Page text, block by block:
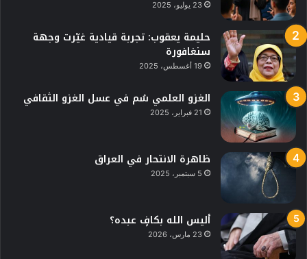
23 يوليو، 2025
حليمة يعقوب: تجربة قيادية غيّرت وجهة
سنغافورة
19 أغسطس، 2025
الغزو العلمي سُم في عسل الغزو الثقافي
21 فبراير، 2025
ظاهرة الانتحار في العراق
5 سبتمبر، 2025
أليس الله بكافٍ عبده؟
23 مارس، 2026